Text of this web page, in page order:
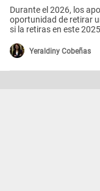
Durante el 2026, los
oportunidad de retirar
si la retiras en este
Yeraldiny Cobeñas